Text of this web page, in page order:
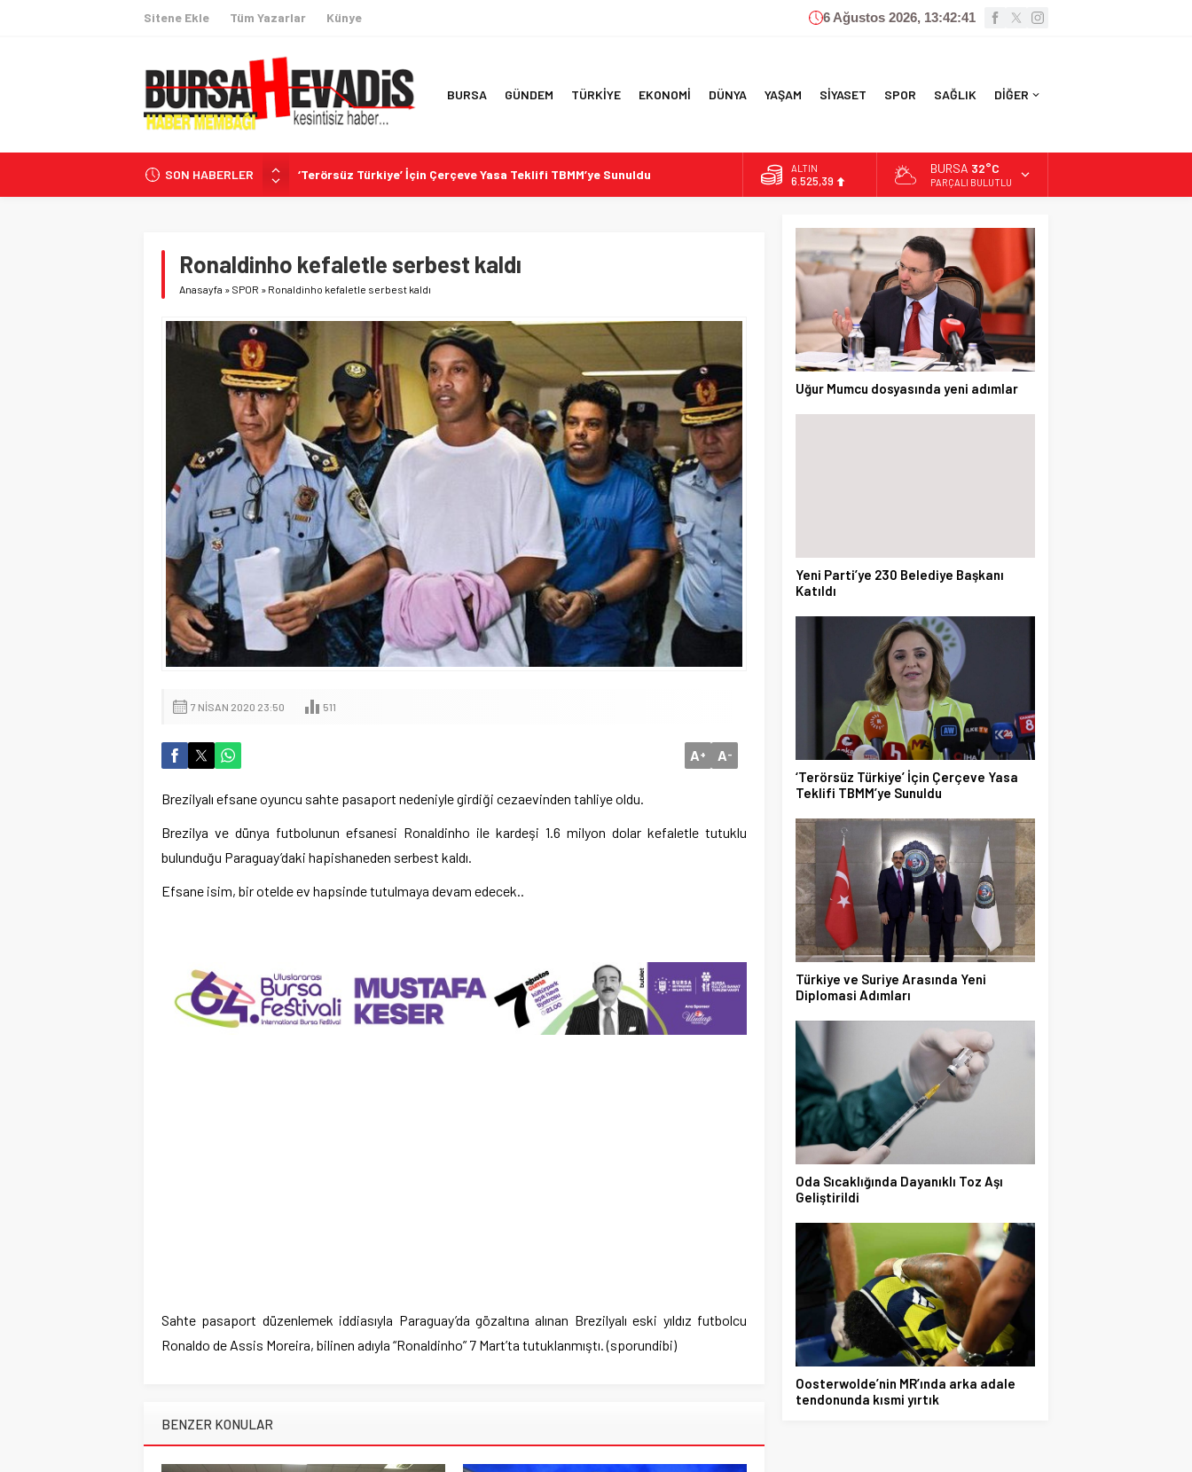
Sitene Ekle Tüm Yazarlar Künye 6 Ağustos 2026, 13:42:42
BURSA GÜNDEM TÜRKİYE EKONOMİ DÜNYA YAŞAM SİYASET SPOR SAĞLIK DİĞER
SON HABERLER
‘Terörsüz Türkiye’ İçin Çerçeve Yasa Teklifi TBMM’ye Sunuldu
Türkiye ve Suriye Arasında Yeni Diplomasi Adımları
Oosterwolde’nin MR’ında arka adale tendonunda kısmi yırtık
BİST
13.788,73
47,5954
EURO
55,0690
ALTIN
6.525,39
BURSA 32°C
PARÇALI BULUTLU
Ronaldinho kefaletle serbest kaldı
Anasayfa » SPOR » Ronaldinho kefaletle serbest kaldı
7 NISAN 2020 23:50 511
A+ A-
Brezilyalı efsane oyuncu sahte pasaport nedeniyle girdiği cezaevinden tahliye oldu.
Brezilya ve dünya futbolunun efsanesi Ronaldinho ile kardeşi 1.6 milyon dolar kefaletle tutuklu
bulunduğu Paraguay’daki hapishaneden serbest kaldı.
Efsane isim, bir otelde ev hapsinde tutulmaya devam edecek..
Sahte pasaport düzenlemek iddiasıyla Paraguay’da gözaltına alınan Brezilyalı eski yıldız futbolcu
Ronaldo de Assis Moreira, bilinen adıyla “Ronaldinho” 7 Mart’ta tutuklanmıştı. (sporundibi)
BENZER KONULAR
Uğur Mumcu dosyasında yeni adımlar
Yeni Parti’ye 230 Belediye Başkanı
Katıldı
‘Terörsüz Türkiye’ İçin Çerçeve Yasa
Teklifi TBMM’ye Sunuldu
Türkiye ve Suriye Arasında Yeni
Diplomasi Adımları
Oda Sıcaklığında Dayanıklı Toz Aşı
Geliştirildi
Oosterwolde’nin MR’ında arka adale
tendonunda kısmi yırtık